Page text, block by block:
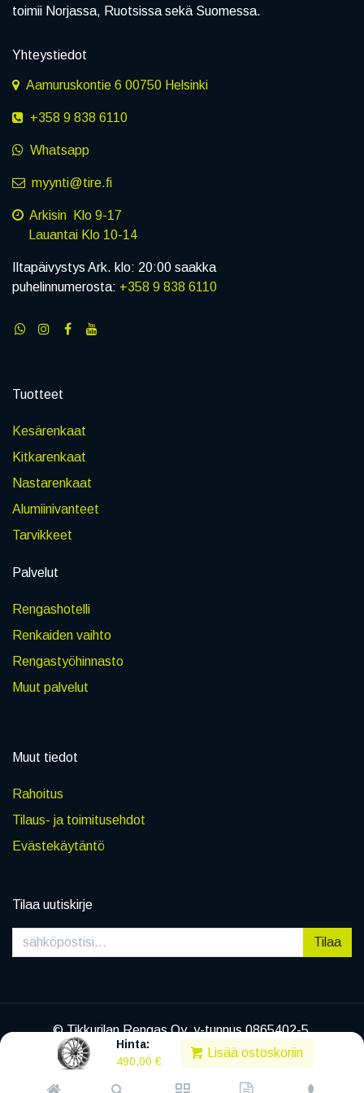
Hinta:
490,00 €
Lisää ostoskoriin
toimii Norjassa, Ruotsissa sekä Suomessa.
Yhteystiedot
Aamuruskontie 6 00750 Helsinki
+358 9 838 6110
Whatsapp
myynti@tire.fi
Arkisin Klo 9-17
Lauantai Klo 10-14
Iltapäivystys Ark. klo: 20:00 saakka
puhelinnumerosta: +358 9 838 6110
Tuotteet
Kesärenkaat
Kitkarenkaat
Nastarenkaat
Alumiinivanteet
Tarvikkeet
Palvelut
Rengashotelli
Renkaiden vaihto
Rengastyöhinnasto
Muut palvelut
Muut tiedot
Rahoitus
Tilaus- ja toimitusehdot
Evästekäytäntö
Tilaa uutiskirje
Tilaa
© Tikkurilan Rengas Oy, y-tunnus 0865402-5
|Tietosuojaseloste
Powered byLegenda EC